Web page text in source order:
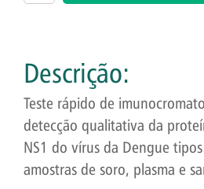
Descrição:
Teste rápido de
detecção qualitativa da
NS1 do vírus da Dengue
amostras de soro, plasma e